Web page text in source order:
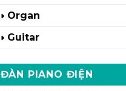
Organ
Guitar
ĐÀN PIANO ĐIỆN